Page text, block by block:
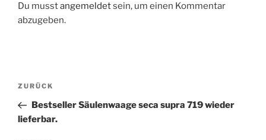
Du musstangemeldetsein, um einen Kommentar
abzugeben.
Beitragsnavigation
Vorheriger
Beitrag
ZURÜCK
Bestseller Säulenwaage seca supra 719 wieder
lieferbar.